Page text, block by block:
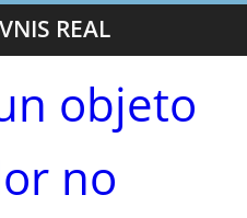
REAL
objeto
no